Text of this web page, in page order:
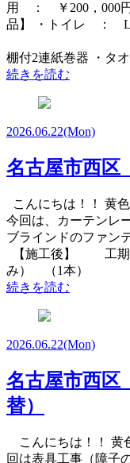
用 ： ￥200，
品】 ・トイレ ：
暖房便座
棚付2連紙巻器 ・タ
続きを読む
2026.06.22(Mon)
名古屋市西
こんにちは！！ 黄
今回は、カーテンレ
ブラインドのファ
【施工後】 工期
み） （1本）
続きを読む
2026.06.22(Mon)
名古屋市西
替）
こんにちは！！ 黄
回は表具工事（障子